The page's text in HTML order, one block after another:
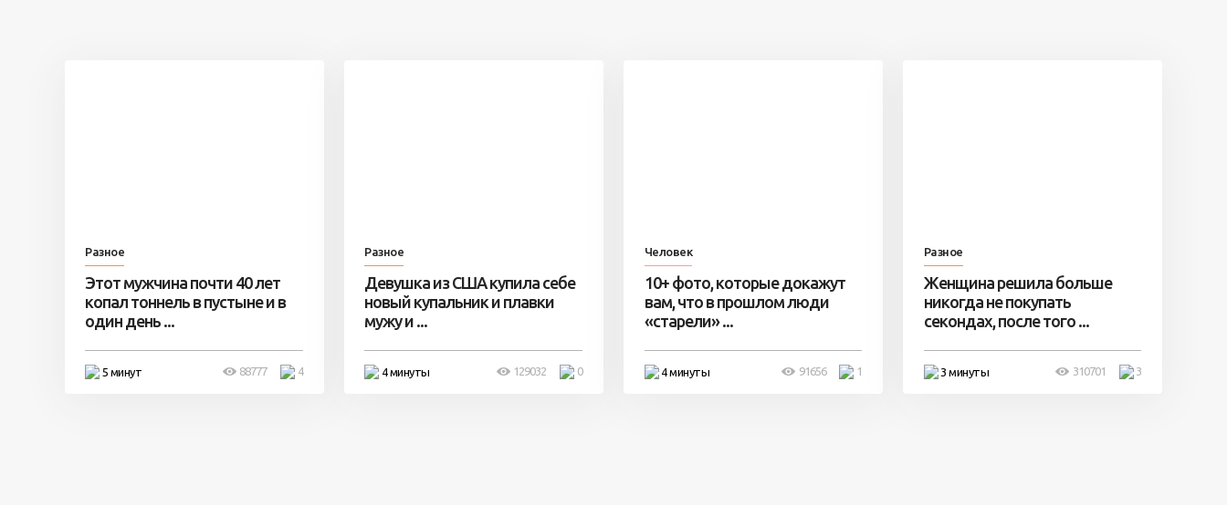
Разное
Этот мужчина почти 40 лет
копал тоннель в пустыне и в
один день ...
5 минут 4
88777
Разное
Девушка из США купила себе
новый купальник и плавки
мужу и ...
4 минуты 0
129032
Человек
10+ фото, которые докажут
вам, что в прошлом люди
«старели» ...
4 минуты 1
91656
Разное
Женщина решила больше
никогда не покупать
секондах, после того ...
3 минуты 3
310701